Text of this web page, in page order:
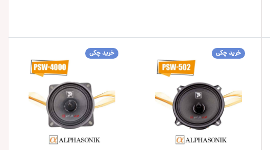
خرید چکی خرید چکی